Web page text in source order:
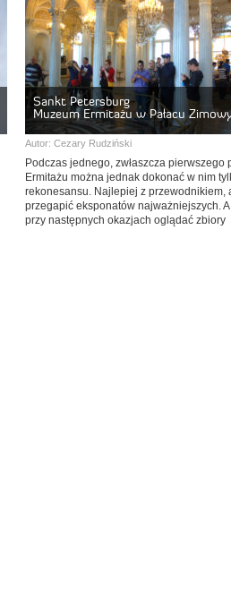
Sankt Petersburg
Muzeum Ermitażu w Pałacu
Autor: Cezary Rudziński
Podczas jednego, zwłaszcza pierwszego
Ermitażu można jednak dokonać w nim
rekonesansu. Najlepiej z przewodnikiem,
przegapić eksponatów najważniejszych.
przy następnych okazjach oglądać zbiory